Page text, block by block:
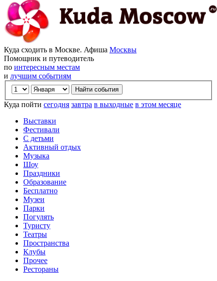
Куда сходить в Москве. Афиша Москвы
Помощник и путеводитель
по интересным местам
и лучшим событиям
Куда пойти сегодня завтра в выходные в этом месяце
Выставки
Фестивали
С детьми
Активный отдых
Музыка
Шоу
Праздники
Образование
Бесплатно
Музеи
Парки
Погулять
Туристу
Театры
Пространства
Клубы
Прочее
Рестораны